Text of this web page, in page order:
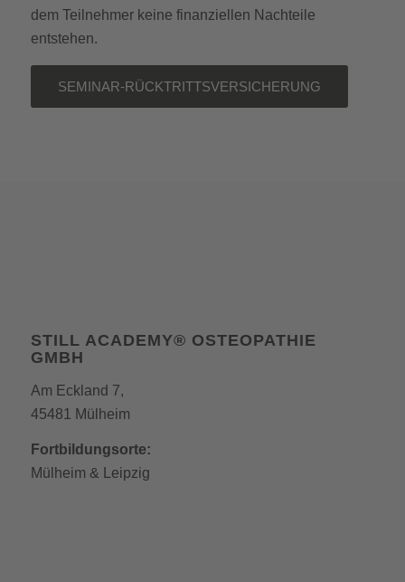
dem Teilnehmer keine finanziellen Nachteile
entstehen.
SEMINAR-RÜCKTRITTSVERSICHERUNG
STILL ACADEMY® OSTEOPATHIE
GMBH
Am Eckland 7,
45481 Mülheim
Fortbildungsorte:
Mülheim & Leipzig